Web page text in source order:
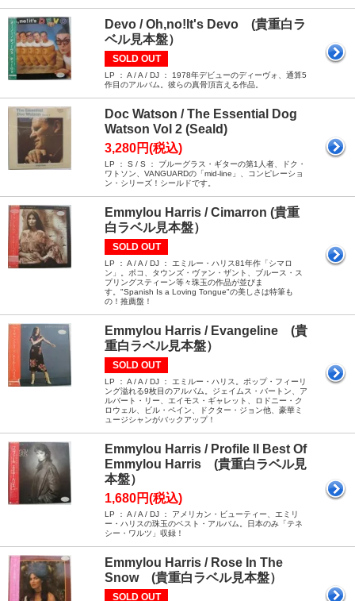
Devo / Oh,no!It's Devo (貴重白ラ
ベル見本盤）
SOLD OUT
LP ： A / A / DJ ： 1978年デビューのディーヴォ、通算5
作目のアルバム。彼らの真骨頂言える作品。
Doc Watson / The Essential Dog
Watson Vol 2 (Seald)
3,280円(税込)
LP ： S / S ： ブルーグラス・ギターの第1人者、ドク・
ワトソン、VANGUARDの「mid-line」、コンピレーショ
ン・シリーズ！シールドです。
Emmylou Harris / Cimarron (貴重
白ラベル見本盤）
SOLD OUT
LP ： A / A / DJ ： エミルー・ハリス81年作「シマロ
ン」。ポコ、タウンズ・ヴァン・ザント、ブルース・ス
プリングスティーン等々珠玉の作品が並びま
す。"Spanish Is a Loving Tongue"の美しさは特筆も
の！推薦盤！
Emmylou Harris / Evangeline (貴
重白ラベル見本盤）
SOLD OUT
LP ： A / A / DJ ： エミルー・ハリス。ポップ・フィーリ
ング溢れる9枚目のアルバム。ジェイムス・バートン、ア
ルバート・リー、エイモス・ギャレット、ロドニー・ク
ロウェル、ビル・ペイン、ドクター・ジョン他、豪華ミ
ュージシャンがバックアップ！
Emmylou Harris / Profile II Best Of
Emmylou Harris (貴重白ラベル見
本盤）
1,680円(税込)
LP ： A / A / DJ ： アメリカン・ビューティー、エミリ
ー・ハリスの珠玉のベスト・アルバム。日本のみ「テネ
シー・ワルツ」収録！
Emmylou Harris / Rose In The
Snow (貴重白ラベル見本盤）
SOLD OUT